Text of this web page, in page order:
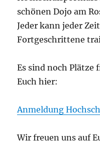
schönen Dojo am
Jeder kann jeder
Fortgeschrittene
Es sind noch
Euch hier:
Anmeldung
Wir freuen uns auf